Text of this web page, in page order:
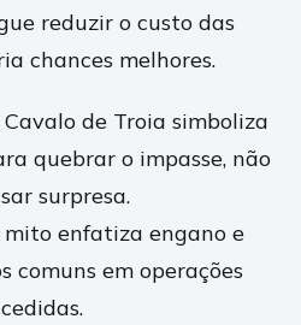
reduzir o custo das
chances melhores.
Cavalo de Troia simboliza
quebrar o impasse, não
surpresa.
mito enfatiza engano e
comuns em operações